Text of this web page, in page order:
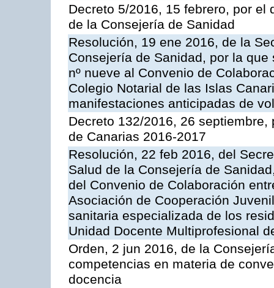
Decreto 5/2016, 15 febrero, por el
de la Consejería de Sanidad
Resolución, 19 ene 2016, de la
Consejería de Sanidad, por la
nº nueve al Convenio de
Colegio Notarial de las Islas
manifestaciones anticipadas de
Decreto 132/2016, 26
de Canarias 2016-2017
Resolución, 22 feb 2016, del
Salud de la Consejería de
del Convenio de Colaboración
Asociación de Cooperación
sanitaria especializada de los
Unidad Docente Multiprofesional
Orden, 2 jun 2016, de la
competencias en materia de
docencia